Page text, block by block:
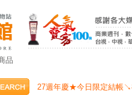
品
27週年慶★今日限定結帳